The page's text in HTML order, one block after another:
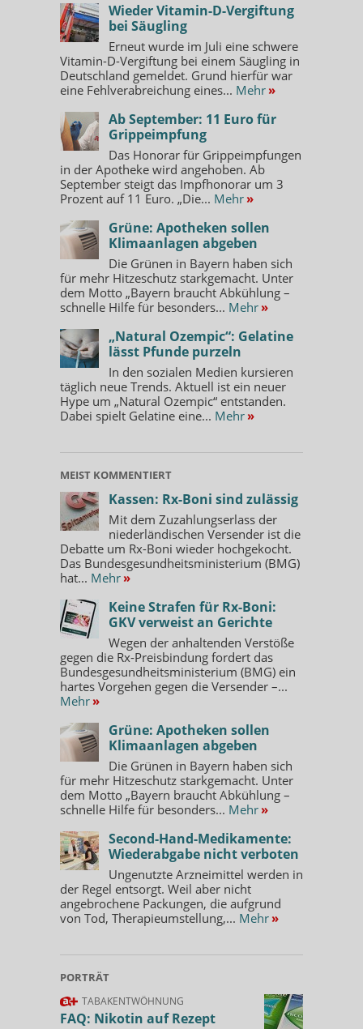
Wieder Vitamin-D-Vergiftung
bei Säugling
Erneut wurde im Juli eine schwere
Vitamin-D-Vergiftung bei einem Säugling in
Deutschland gemeldet. Grund hierfür war
eine Fehlverabreichung eines... Mehr »
Ab September: 11 Euro für
Grippeimpfung
Das Honorar für Grippeimpfungen
in der Apotheke wird angehoben. Ab
September steigt das Impfhonorar um 3
Prozent auf 11 Euro. „Die... Mehr »
Grüne: Apotheken sollen
Klimaanlagen abgeben
Die Grünen in Bayern haben sich
für mehr Hitzeschutz starkgemacht. Unter
dem Motto „Bayern braucht Abkühlung –
schnelle Hilfe für besonders... Mehr »
„Natural Ozempic“: Gelatine
lässt Pfunde purzeln
In den sozialen Medien kursieren
täglich neue Trends. Aktuell ist ein neuer
Hype um „Natural Ozempic“ entstanden.
Dabei spielt Gelatine eine... Mehr »
MEIST KOMMENTIERT
Kassen: Rx-Boni sind zulässig
Mit dem Zuzahlungserlass der
niederländischen Versender ist die
Debatte um Rx-Boni wieder hochgekocht.
Das Bundesgesundheitsministerium (BMG)
hat... Mehr »
Keine Strafen für Rx-Boni:
GKV verweist an Gerichte
Wegen der anhaltenden Verstöße
gegen die Rx-Preisbindung fordert das
Bundesgesundheitsministerium (BMG) ein
hartes Vorgehen gegen die Versender –...
Mehr »
Grüne: Apotheken sollen
Klimaanlagen abgeben
Die Grünen in Bayern haben sich
für mehr Hitzeschutz starkgemacht. Unter
dem Motto „Bayern braucht Abkühlung –
schnelle Hilfe für besonders... Mehr »
Second-Hand-Medikamente:
Wiederabgabe nicht verboten
Ungenutzte Arzneimittel werden in
der Regel entsorgt. Weil aber nicht
angebrochene Packungen, die aufgrund
von Tod, Therapieumstellung,... Mehr »
PORTRÄT
TABAKENTWÖHNUNG
FAQ: Nikotin auf Rezept